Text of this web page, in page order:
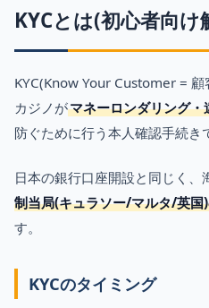
KYCとは(初心者向け
KYC(Know Your Customer =
カジノがマネーロンダリング
防ぐために行う本人確認手続き
日本の銀行口座開設と同じく、
制当局(キュラソー/マルタ/英国
す。
KYCのタイミング